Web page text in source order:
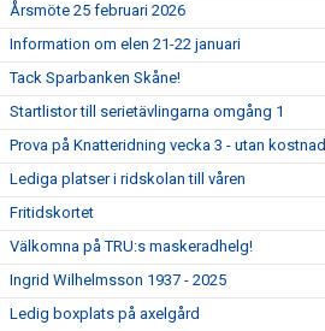
Årsmöte 25 februari 2026
Information om elen 21-22 januari
Tack Sparbanken Skåne!
Startlistor till serietävlingarna omgång 1
Prova på Knatteridning vecka 3 - utan kostnad
Lediga platser i ridskolan till våren
Fritidskortet
Välkomna på TRU:s maskeradhelg!
Ingrid Wilhelmsson 1937 - 2025
Ledig boxplats på axelgård